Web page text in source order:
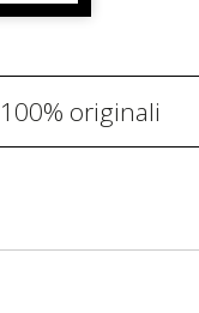
originali